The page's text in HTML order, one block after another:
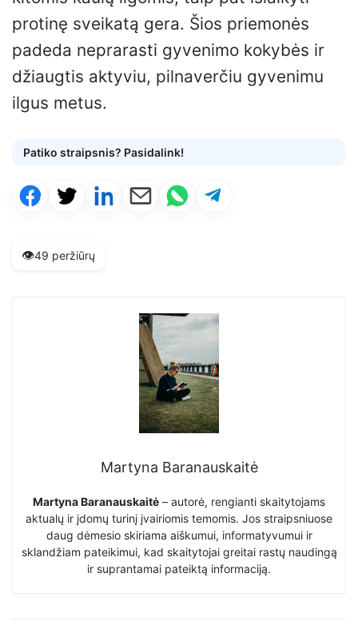
protinę sveikatą gera. Šios priemonės
padeda neprarasti gyvenimo kokybės ir
džiaugtis aktyviu, pilnaverčiu gyvenimu
ilgus metus.
Patiko straipsnis? Pasidalink!
👁️49 peržiūrų
Martyna Baranauskaitė
Martyna Baranauskaitė – autorė, rengianti skaitytojams
aktualų ir įdomų turinį įvairiomis temomis. Jos straipsniuose
daug dėmesio skiriama aiškumui, informatyvumui ir
sklandžiam pateikimui, kad skaitytojai greitai rastų naudingą
ir suprantamai pateiktą informaciją.